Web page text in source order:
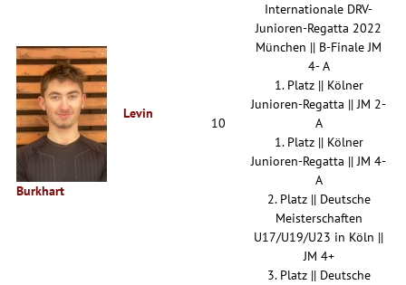
Levin
Burkhart
10
Internationale DRV-
Junioren-Regatta 2022
München || B-Finale JM
4- A
1. Platz || Kölner
Junioren-Regatta || JM 2-
A
1. Platz || Kölner
Junioren-Regatta || JM 4-
A
2. Platz || Deutsche
Meisterschaften
U17/U19/U23 in Köln ||
JM 4+
3. Platz || Deutsche